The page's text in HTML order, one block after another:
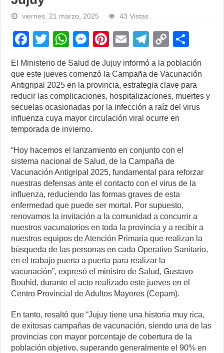
viernes, 21 marzo, 2025 43 Vistas
F
a
c
e
b
o
o
k
T
wi
tt
er
W
h
at
s
A
p
p
M
e
ss
e
n
g
er
Pi
nt
er
e
st
E
m
ail
T
el
e
gr
a
m
C
o
p
y
Li
n
h
ar
e
El Ministerio de Salud de Jujuy informó a la población
que este jueves comenzó la Campaña de Vacunación
Antigripal 2025 en la provincia, estrategia clave para
reducir las complicaciones, hospitalizaciones, muertes y
secuelas ocasionadas por la infección a raíz del virus
influenza cuya mayor circulación viral ocurre en
temporada de invierno.
“Hoy hacemos el lanzamiento en conjunto con el
sistema nacional de Salud, de la Campaña de
Vacunación Antigripal 2025, fundamental para reforzar
nuestras defensas ante el contacto con el virus de la
influenza, reduciendo las formas graves de esta
enfermedad que puede ser mortal. Por supuesto,
renovamos la invitación a la comunidad a concurrir a
nuestros vacunatorios en toda la provincia y a recibir a
nuestros equipos de Atención Primaria que realizan la
búsqueda de las personas en cada Operativo Sanitario,
en el trabajo puerta a puerta para realizar la
vacunación”, expresó el ministro de Salud, Gustavo
Bouhid, durante el acto realizado este jueves en el
Centro Provincial de Adultos Mayores (Cepam).
En tanto, resaltó que “Jujuy tiene una historia muy rica,
de exitosas campañas de vacunación, siendo una de las
provincias con mayor porcentaje de cobertura de la
población objetivo, superando generalmente el 90% en